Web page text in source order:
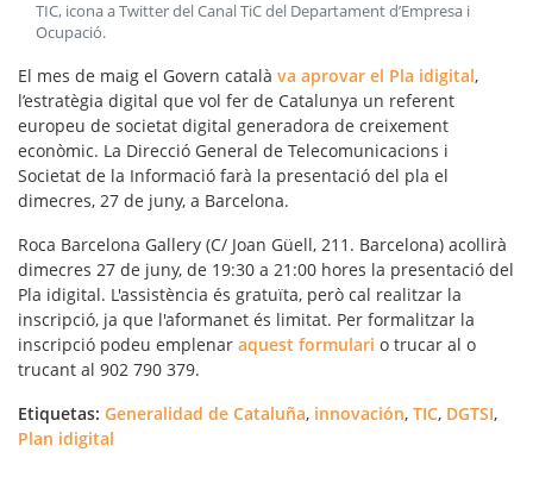
TIC, icona a Twitter del Canal TiC del Departament d’Empresa i
Ocupació.
El mes de maig el Govern català va aprovar el Pla idigital,
l’estratègia digital que vol fer de Catalunya un referent
europeu de societat digital generadora de creixement
econòmic. La Direcció General de Telecomunicacions i
Societat de la Informació farà la presentació del pla el
dimecres, 27 de juny, a Barcelona.
Roca Barcelona Gallery (C/ Joan Güell, 211. Barcelona) acollirà
dimecres 27 de juny, de 19:30 a 21:00 hores la presentació del
Pla idigital. L'assistència és gratuïta, però cal realitzar la
inscripció, ja que l'aformanet és limitat. Per formalitzar la
inscripció podeu emplenar aquest formulari o trucar al o
trucant al 902 790 379.
Etiquetas: Generalidad de Cataluña, innovación, TIC, DGTSI,
Plan idigital